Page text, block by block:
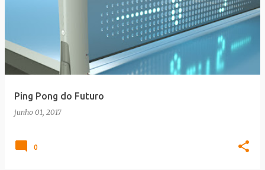
Ping Pong do Futuro
junho 01, 2017
0